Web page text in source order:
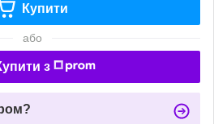
Купити
або
з